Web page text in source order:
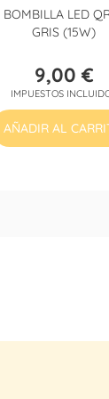
BOMBILLA LED
GRIS (15W)
Precio
9,00 €
IMPUESTOS
AÑADIR AL